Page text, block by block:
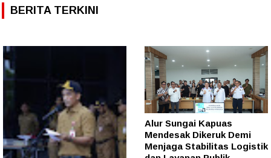
BERITA TERKINI
Alur Sungai Kapuas
Mendesak Dikeruk Demi
Menjaga Stabilitas Logistik